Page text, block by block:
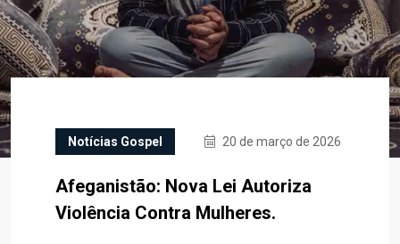
Notícias Gospel 20 de março de 2026
Afeganistão: Nova Lei Autoriza
Violência Contra Mulheres.